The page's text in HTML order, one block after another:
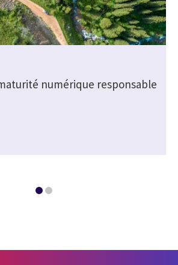
numérique responsable